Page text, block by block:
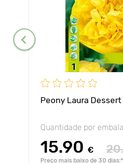
Peony Laura Dessert
Quantidade por
15.90 €
Preço mais baixo de 30